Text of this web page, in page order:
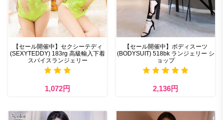
【セール開催中】セクシーテディ
(SEXYTEDDY) 183rg 高級輸入下着
スパイスランジェリー
1,072円
【セール開催中】ボディスーツ
(BODYSUIT) 518bk ランジェリー シ
ョップ
2,136円